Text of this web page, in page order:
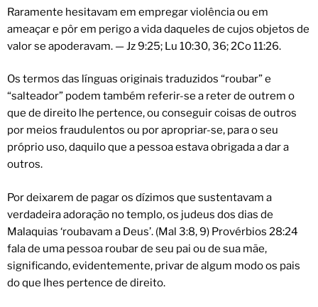
Raramente hesitavam em empregar violência ou em
ameaçar e pôr em perigo a vida daqueles de cujos objetos de
valor se apoderavam. — Jz 9:25; Lu 10:30, 36; 2Co 11:26.
Os termos das línguas originais traduzidos “roubar” e
“salteador” podem também referir-se a reter de outrem o
que de direito lhe pertence, ou conseguir coisas de outros
por meios fraudulentos ou por apropriar-se, para o seu
próprio uso, daquilo que a pessoa estava obrigada a dar a
outros.
Por deixarem de pagar os dízimos que sustentavam a
verdadeira adoração no templo, os judeus dos dias de
Malaquias ‘roubavam a Deus’. (Mal 3:8, 9) Provérbios 28:24
fala de uma pessoa roubar de seu pai ou de sua mãe,
significando, evidentemente, privar de algum modo os pais
do que lhes pertence de direito.